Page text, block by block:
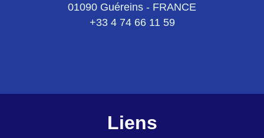
01090 Guéreins - FRANCE
+33 4 74 66 11 59
Liens